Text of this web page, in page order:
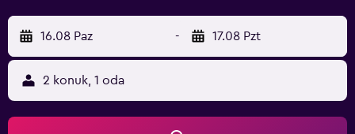
16.08 Paz - 17.08 Pzt
2 konuk, 1 oda